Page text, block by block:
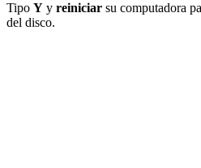
Tipo Y y reiniciar su computadora
del disco.